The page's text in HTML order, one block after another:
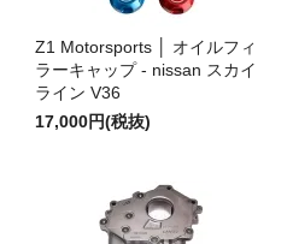
Z1 Motorsports │ オイルフィ
ラーキャップ - nissan スカイ
ライン V36
17,000円(税抜)